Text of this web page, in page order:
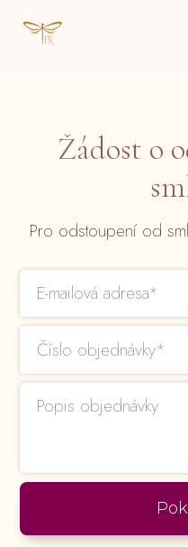
Žádost o
Pro odstoupení od